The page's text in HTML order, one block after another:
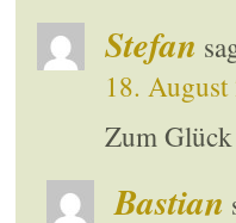
Stefan
18.
Zum
Bastian